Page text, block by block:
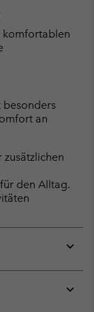
komfortablen
besonders
an
den Alltag.
or